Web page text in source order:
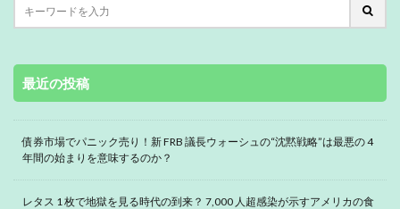
最近の投稿
債券市場でパニック売り！新 FRB 議長ウォーシュの“沈黙戦略”は最悪の 4
年間の始まりを意味するのか？
レタス 1 枚で地獄を見る時代の到来？ 7,000 人超感染が示すアメリカの食